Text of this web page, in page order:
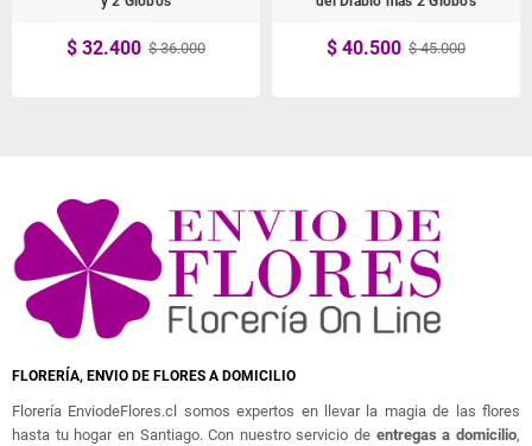
$ 32.400 $ 36.000 $ 40.500 $ 45.000
FLORERÍA, ENVIO DE FLORES A DOMICILIO
Florería EnviodeFlores.cl somos expertos en llevar la magia de las flores
hasta tu hogar en Santiago. Con nuestro servicio de entregas a domicilio,